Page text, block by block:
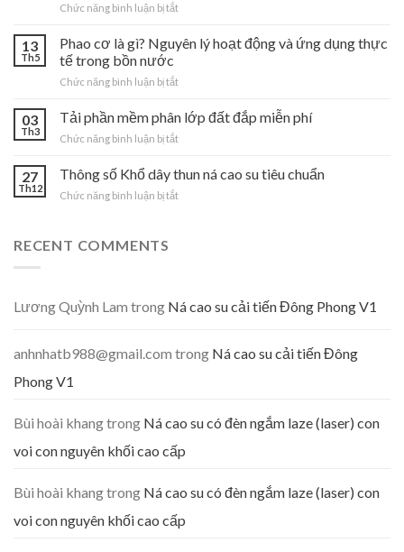
xuất
sang
loạt
Tải
trong
Model
Chức năng bình luận bị tắtở
dẫn
sử
phần
phân
đắp
nền
13
Th5
Phao cơ là gì? Nguyên lý hoạt động và ứng dụng thực
tế trong bồn nước
Chức năng bình luận bị tắtở
cơ
gì?
lý
bồn
03
Th3
Tải phần mềm phân lớp đất đắp miễn phí
Chức năng bình luận bị tắtở
phần
phân
27
Th12
Thông số Khổ dây thun ná cao su tiêu chuẩn
Chức năng bình luận bị tắtở
cao
RECENT COMMENTS
Lương Quỳnh Lam trong Ná cao su cải tiến Đông Phong V1
anhnhatb988@gmail.com trong Ná cao su cải tiến Đông
Phong V1
Bùi hoài khangtrong Ná cao su có đèn ngắm laze (laser) con
voi con nguyên khối cao cấp
Bùi hoài khangtrong Ná cao su có đèn ngắm laze (laser) con
voi con nguyên khối cao cấp